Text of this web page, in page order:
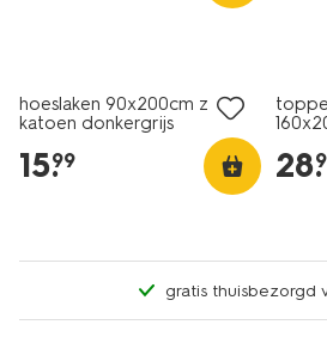
hoeslaken 90x200cm zacht
katoen donkergrijs
15.
99 28.
gratis thuisbezorgd